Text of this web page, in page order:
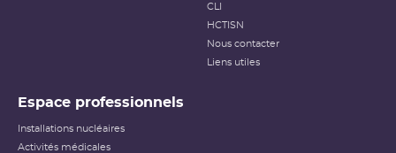
CLI
HCTISN
Nous contacter
Liens utiles
Espace professionnels
Installations nucléaires
Activités médicales